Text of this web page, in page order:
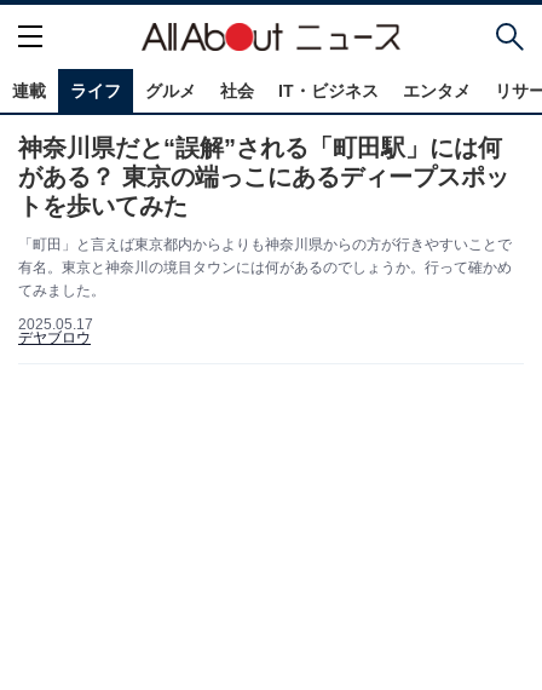
連載 ライフ グルメ 社会 IT・ビジネス エンタメ リサ
神奈川県だと“誤解”される「町田駅」には何
がある？ 東京の端っこにあるディープスポッ
トを歩いてみた
「町田」と言えば東京都内からよりも神奈川県からの方が行きやすいことで
有名。東京と神奈川の境目タウンには何があるのでしょうか。行って確かめ
てみました。
2025.05.17
デヤブロウ